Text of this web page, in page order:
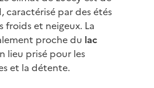
par des étés
froids et neigeux. La
proche du lac
lieu prisé pour les
et la détente.